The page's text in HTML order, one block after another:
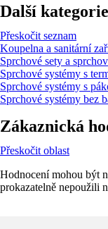
Další kategorie
Přeskočit seznam
Koupelna a sanitární
Sprchové sety a
Sprchové systémy s
Sprchové systémy s
Sprchové systémy bez
Zákaznická
Přeskočit oblast
Hodnocení mohou být
prokazatelně nepoužili